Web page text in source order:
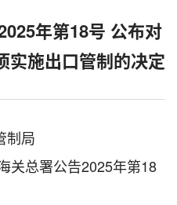
年第18号 公布对
实施出口管制的决定
制局
关总署公告2025年第18